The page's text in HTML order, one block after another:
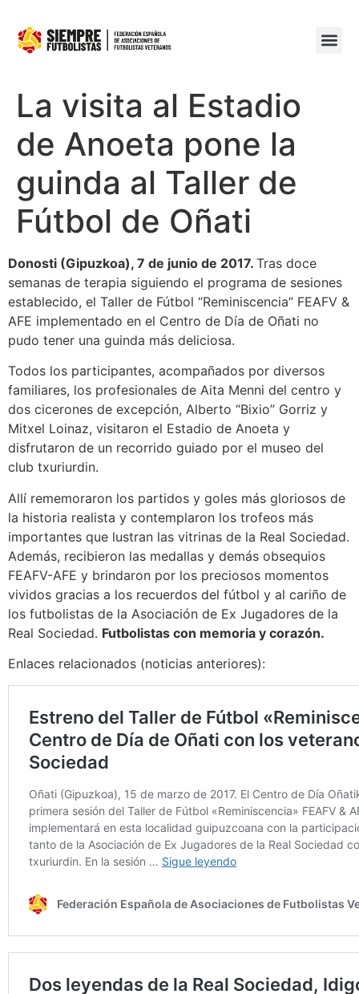
La visita al Estadio
de Anoeta pone la
guinda al Taller de
Fútbol de Oñati
Donosti (Gipuzkoa), 7 de junio de 2017. Tras doce
semanas de terapia siguiendo el programa de sesiones
establecido, el Taller de Fútbol “Reminiscencia” FEAFV &
AFE implementado en el Centro de Día de Oñati no
pudo tener una guinda más deliciosa.
Todos los participantes, acompañados por diversos
familiares, los profesionales de Aita Menni del centro y
dos cicerones de excepción, Alberto “Bixio” Gorriz y
Mitxel Loinaz, visitaron el Estadio de Anoeta y
disfrutaron de un recorrido guiado por el museo del
club txuriurdin.
Allí rememoraron los partidos y goles más gloriosos de
la historia realista y contemplaron los trofeos más
importantes que lustran las vitrinas de la Real Sociedad.
Además, recibieron las medallas y demás obsequios
FEAFV-AFE y brindaron por los preciosos momentos
vividos gracias a los recuerdos del fútbol y al cariño de
los futbolistas de la Asociación de Ex Jugadores de la
Real Sociedad. Futbolistas con memoria y corazón.
Enlaces relacionados (noticias anteriores):